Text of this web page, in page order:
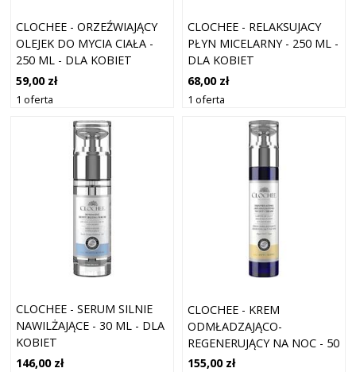
CLOCHEE - ORZEŹWIAJĄCY
OLEJEK DO MYCIA CIAŁA -
250 ML - DLA KOBIET
59,00 zł
1 oferta
CLOCHEE - RELAKSUJACY
PŁYN MICELARNY - 250 ML -
DLA KOBIET
68,00 zł
1 oferta
CLOCHEE - SERUM SILNIE
NAWILŻAJĄCE - 30 ML - DLA
KOBIET
146,00 zł
CLOCHEE - KREM
ODMŁADZAJĄCO-
REGENERUJĄCY NA NOC - 50
ML - DLA KOBIET
155,00 zł